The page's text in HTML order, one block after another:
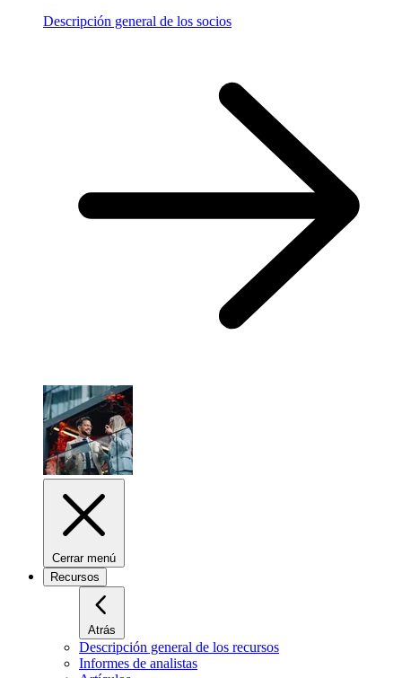
Descripción general de los socios
Cerrar menú
Recursos
Atrás
Descripción general de los recursos
Informes de analistas